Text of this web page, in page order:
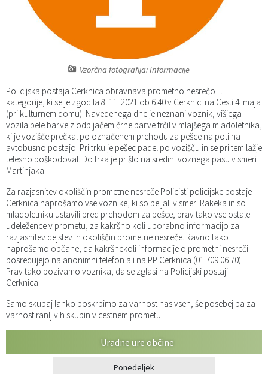
Vzorčna fotografija: Informacije
Policijska postaja Cerknica obravnava prometno nesrečo II.
kategorije, ki se je zgodila 8. 11. 2021 ob 6.40 v Cerknici na Cesti 4. maja
(pri kulturnem domu). Navedenega dne je neznani voznik, višjega
vozila bele barve z odbijačem črne barve trčil v mlajšega mladoletnika,
ki je vozišče prečkal po označenem prehodu za pešce na poti na
avtobusno postajo. Pri trku je pešec padel po vozišču in se pri tem lažje
telesno poškodoval. Do trka je prišlo na sredini voznega pasu v smeri
Martinjaka.
Za razjasnitev okoliščin prometne nesreče Policisti policijske postaje
Cerknica naprošamo vse voznike, ki so peljali v smeri Rakeka in so
mladoletniku ustavili pred prehodom za pešce, prav tako vse ostale
udeležence v prometu, za kakršno koli uporabno informacijo za
razjasnitev dejstev in okoliščin prometne nesreče. Ravno tako
naprošamo občane, da kakršnekoli informacije o prometni nesreči
posredujejo na anonimni telefon ali na PP Cerknica (01 709 06 70).
Prav tako pozivamo voznika, da se zglasi na Policijski postaji
Cerknica.
Samo skupaj lahko poskrbimo za varnost nas vseh, še posebej pa za
varnost ranljivih skupin v cestnem prometu.
Uradne ure občine
Ponedeljek
Katalog informacij javnega značaja
Vizitka občine
Predsedniki političnih strank
Služba za okolje in prostor
Služba za stanovanjsko dejavnost
Služba za družbene dejavnosti
Služba za gospodarstvo, turizem in kmetijstvo
Služba za šport
Služba za krajevne skupnosti
Občinski predpisi
Strategije in koncepti